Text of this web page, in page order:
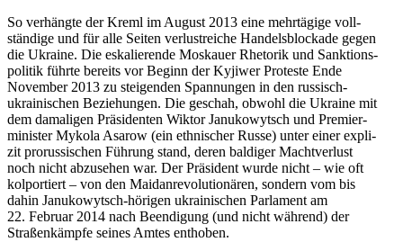
So ver­hängte der Kreml im August 2013 eine mehr­tä­gige voll­
stän­dige und für alle Seiten ver­lust­rei­che Han­dels­blo­ckade gegen
die Ukraine. Die eska­lie­rende Mos­kauer Rhe­to­rik und Sank­ti­ons­
po­li­tik führte bereits vor Beginn der Kyjiwer Pro­teste Ende
Novem­ber 2013 zu stei­gen­den Span­nun­gen in den rus­sisch-
ukrai­ni­schen Bezie­hun­gen. Die geschah, obwohl die Ukraine mit
dem dama­li­gen Prä­si­den­ten Wiktor Janu­ko­wytsch und Pre­mier­
mi­nis­ter Mykola Asarow (ein eth­ni­scher Russe) unter einer expli­
zit pro­rus­si­schen Führung stand, deren bal­di­ger Macht­ver­lust
noch nicht abzu­se­hen war. Der Prä­si­dent wurde nicht – wie oft
kol­por­tiert – von den Mai­d­an­re­vo­lu­tio­nä­ren, sondern vom bis
dahin Janu­ko­wytsch-hörigen ukrai­ni­schen Par­la­ment am
22. Februar 2014 nach Been­di­gung (und nicht während) der
Stra­ßen­kämpfe seines Amtes enthoben.